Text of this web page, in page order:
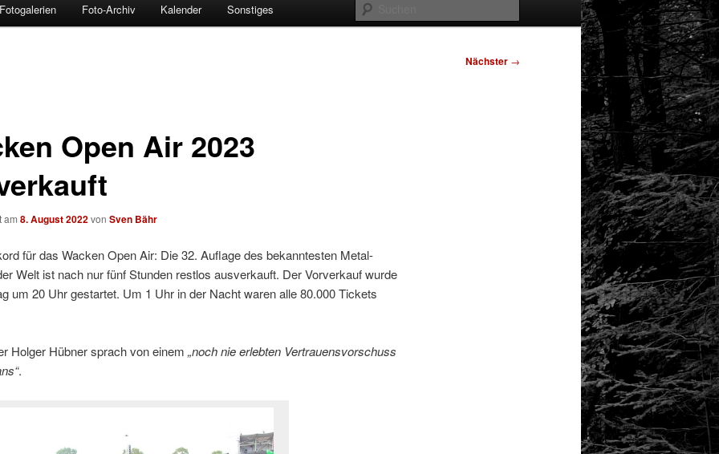
Fotogalerien Foto-Archiv Kalender Sonstiges
Nächster →
Open Air 2023
am 8. August 2022von Sven Bähr
für das Wacken Open Air: Die 32. Auflage des bekanntesten Metal-
Welt ist nach nur fünf Stunden restlos ausverkauft. Der Vorverkauf wurde
um 20 Uhr gestartet. Um 1 Uhr in der Nacht waren alle 80.000 Tickets
Holger Hübner sprach von einem „noch nie erlebten Vertrauensvorschuss
.